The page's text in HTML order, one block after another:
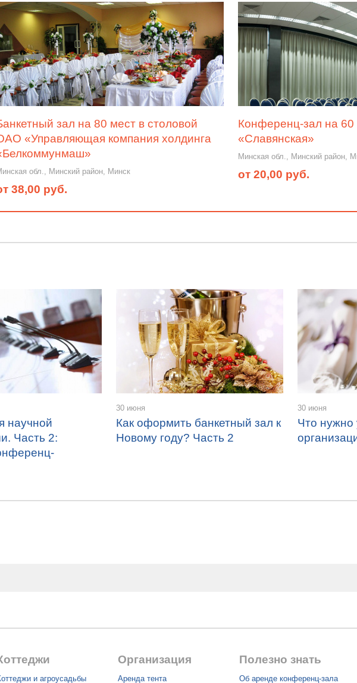
зал на 80 мест в столовой
«Управляющая компания холдинга
обл., Минский район, Минск
38,00 руб.
Конференц-зал на 60
«Славянская»
Минская обл., Минский район,
от 20,00 руб.
научной
Часть 2:
30 июня
Как оформить банкетный зал к
Новому году? Часть 2
30 июня
Что нужно
и агроусадьбы
Организация
Аренда тента
Полезно знать
Об аренде конференц-зала